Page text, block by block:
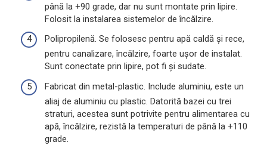
până la +90 grade, dar nu sunt montate prin lipire.
Folosit la instalarea sistemelor de încălzire.
Polipropilenă. Se folosesc pentru apă caldă și rece,
pentru canalizare, încălzire, foarte ușor de instalat.
Sunt conectate prin lipire, pot fi și sudate.
Fabricat din metal-plastic. Include aluminiu, este un
aliaj de aluminiu cu plastic. Datorită bazei cu trei
straturi, acestea sunt potrivite pentru alimentarea cu
apă, încălzire, rezistă la temperaturi de până la +110
grade.